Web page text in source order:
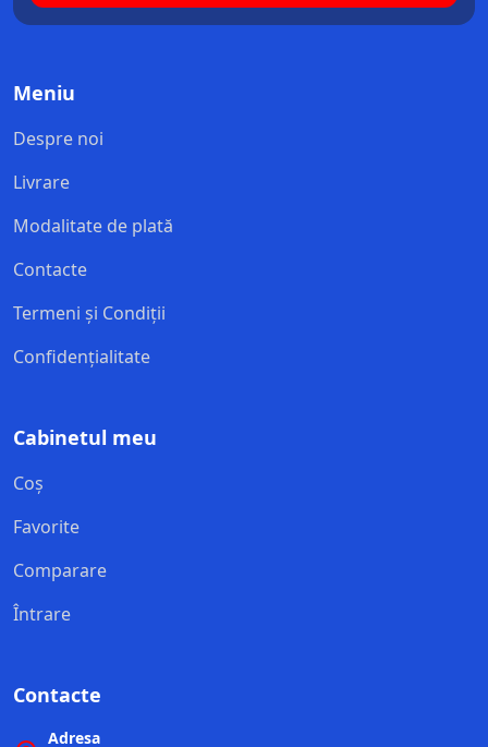
Meniu
Despre noi
Livrare
Modalitate de plată
Contacte
Termeni și Condiții
Confidențialitate
Cabinetul meu
Coș
Favorite
Comparare
Întrare
Contacte
Adresa